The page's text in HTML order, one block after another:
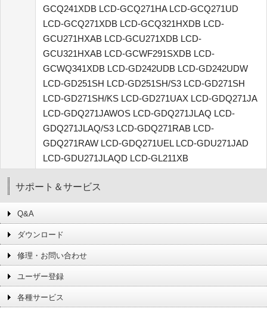
GCQ241XDB LCD-GCQ271HA LCD-GCQ271UD
LCD-GCQ271XDB LCD-GCQ321HXDB LCD-
GCU271HXAB LCD-GCU271XDB LCD-
GCU321HXAB LCD-GCWF291SXDB LCD-
GCWQ341XDB LCD-GD242UDB LCD-GD242UDW
LCD-GD251SH LCD-GD251SH/S3 LCD-GD271SH
LCD-GD271SH/KS LCD-GD271UAX LCD-GDQ271JA
LCD-GDQ271JAWOS LCD-GDQ271JLAQ LCD-
GDQ271JLAQ/S3 LCD-GDQ271RAB LCD-
GDQ271RAW LCD-GDQ271UEL LCD-GDU271JAD
LCD-GDU271JLAQD LCD-GL211XB
サポート＆サービス
Q&A
ダウンロード
修理・お問い合わせ
ユーザー登録
各種サービス